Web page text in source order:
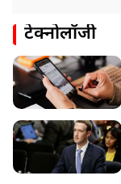
टेक्नोलॉजी